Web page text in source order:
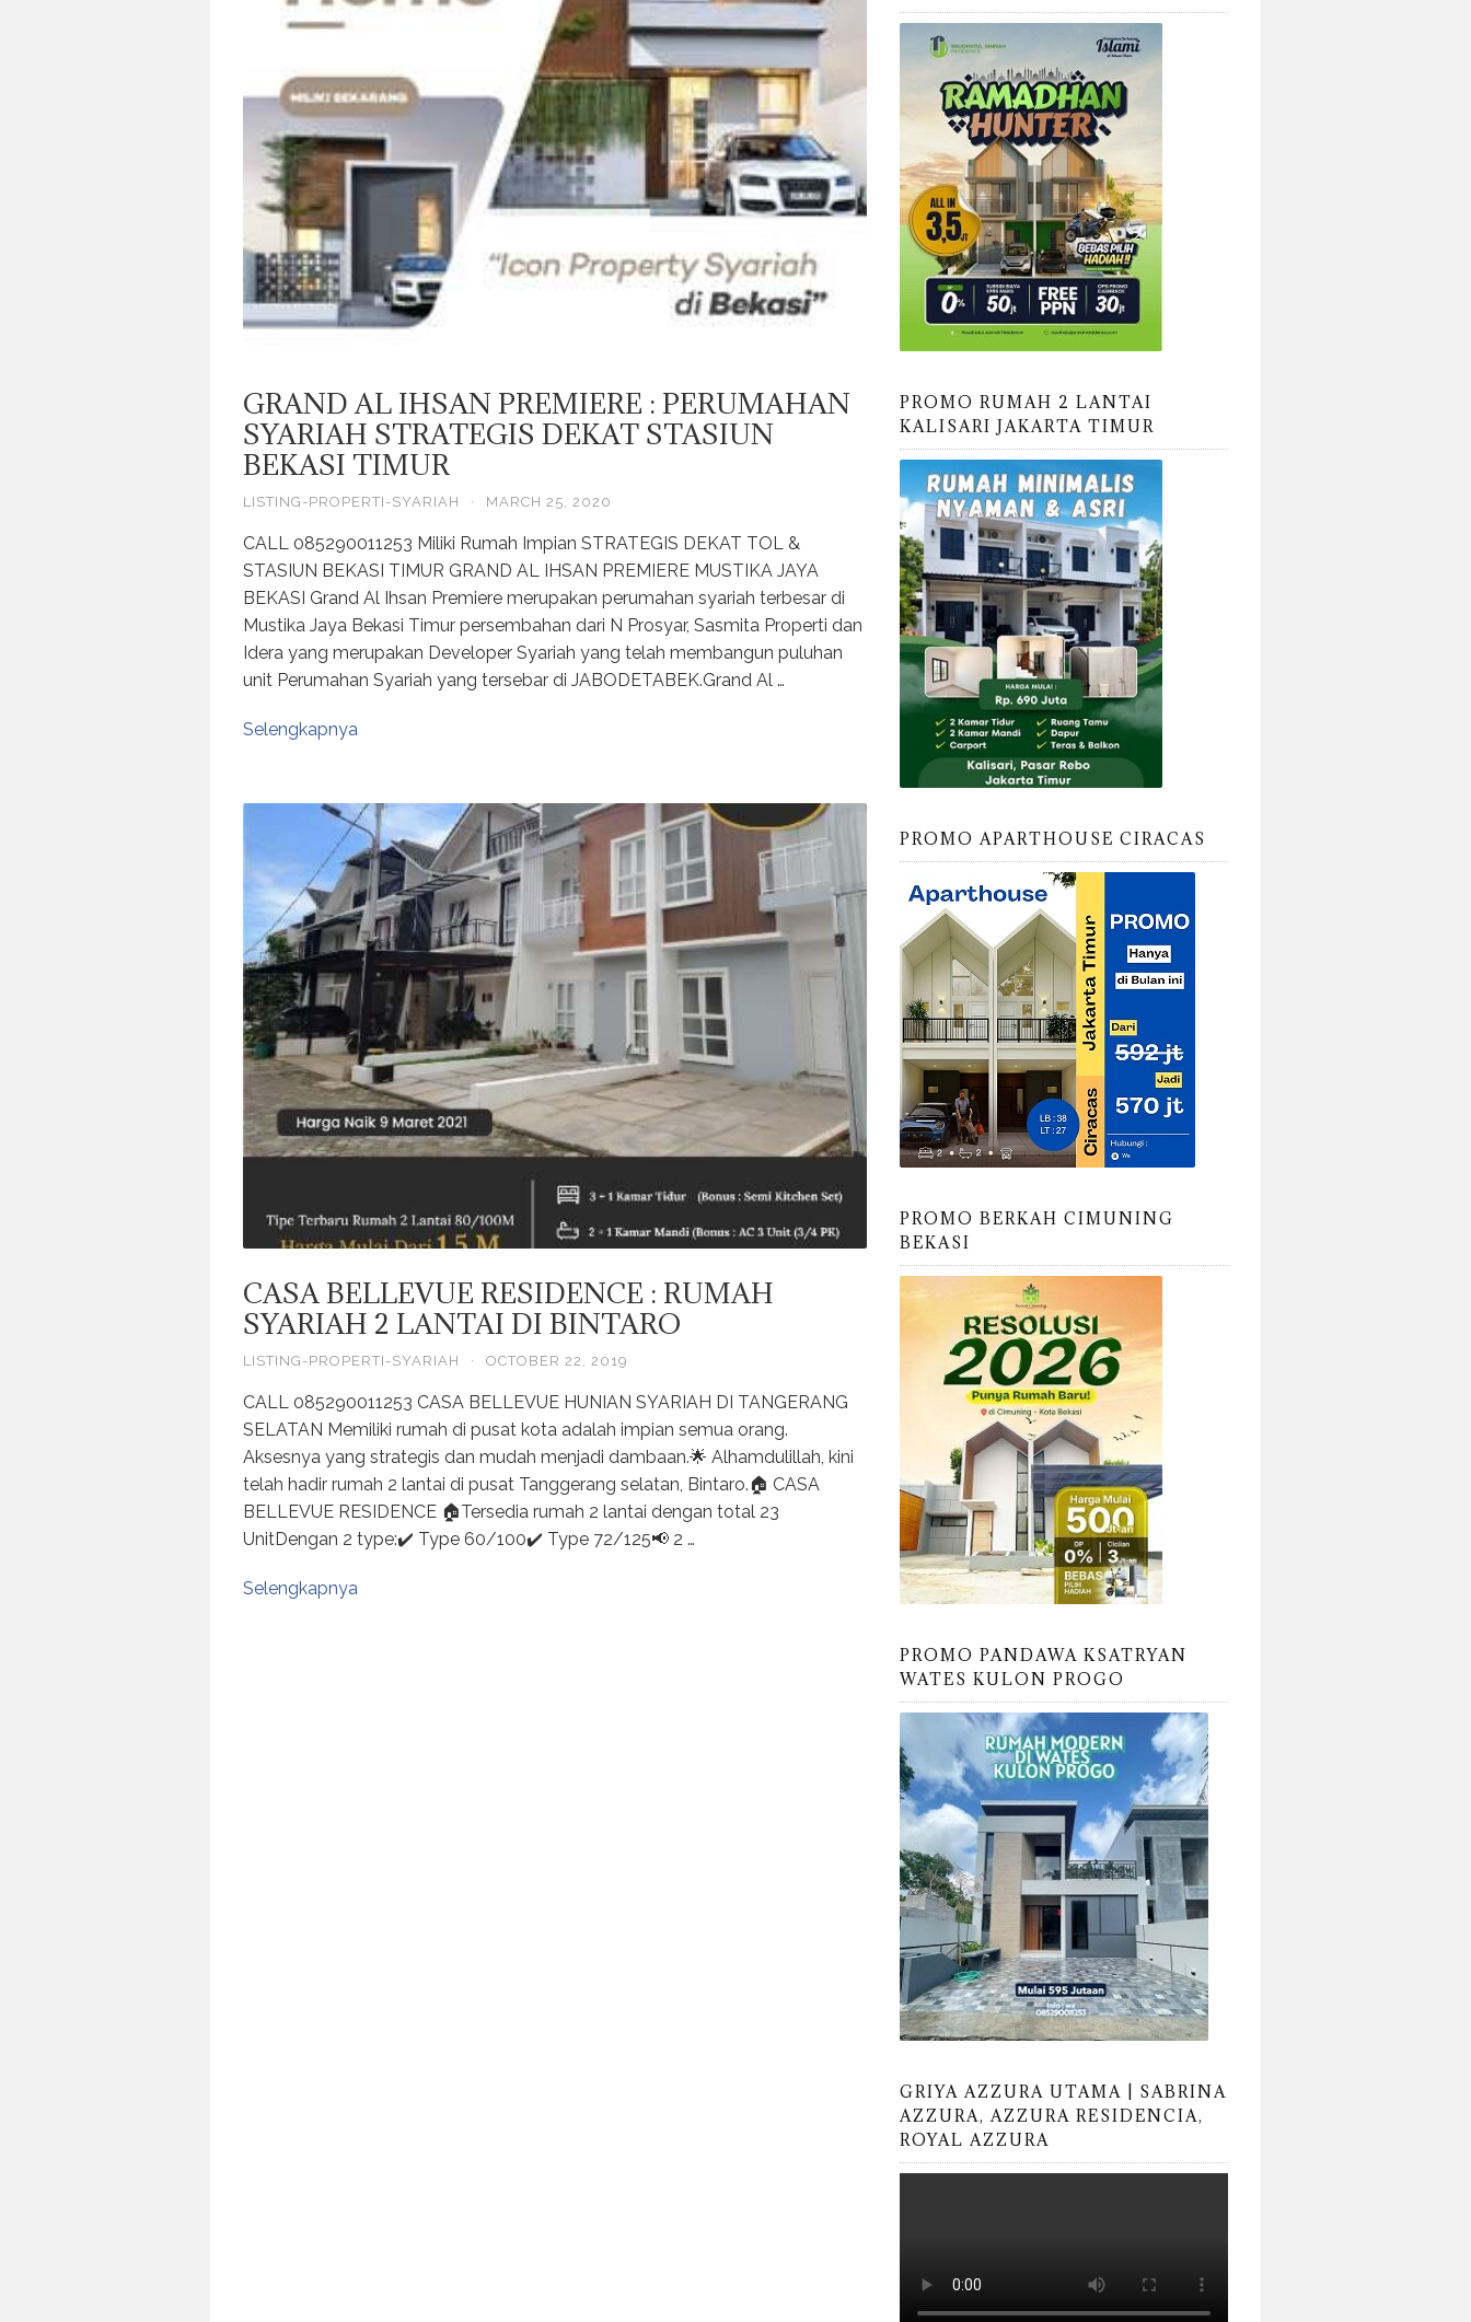
GRAND AL IHSAN PREMIERE : PERUMAHAN
SYARIAH STRATEGIS DEKAT STASIUN
BEKASI TIMUR
LISTING-PROPERTI-SYARIAH · MARCH 25, 2020
CALL 085290011253 Miliki Rumah Impian STRATEGIS DEKAT TOL &
STASIUN BEKASI TIMUR GRAND AL IHSAN PREMIERE MUSTIKA JAYA
BEKASI Grand Al Ihsan Premiere merupakan perumahan syariah terbesar di
Mustika Jaya Bekasi Timur persembahan dari N Prosyar, Sasmita Properti dan
Idera yang merupakan Developer Syariah yang telah membangun puluhan
unit Perumahan Syariah yang tersebar di JABODETABEK.Grand Al …
Selengkapnya
CASA BELLEVUE RESIDENCE : RUMAH
SYARIAH 2 LANTAI DI BINTARO
LISTING-PROPERTI-SYARIAH · OCTOBER 22, 2019
CALL 085290011253 CASA BELLEVUE HUNIAN SYARIAH DI TANGERANG
SELATAN Memiliki rumah di pusat kota adalah impian semua orang.
Aksesnya yang strategis dan mudah menjadi dambaan.🌟 Alhamdulillah, kini
telah hadir rumah 2 lantai di pusat Tanggerang selatan, Bintaro.🏠 CASA
BELLEVUE RESIDENCE 🏠Tersedia rumah 2 lantai dengan total 23
UnitDengan 2 type:✔️ Type 60/100✔️ Type 72/125📢 2 …
Selengkapnya
PROMO RUMAH 2 LANTAI
KALISARI JAKARTA TIMUR
PROMO APARTHOUSE CIRACAS
PROMO BERKAH CIMUNING
BEKASI
PROMO PANDAWA KSATRYAN
WATES KULON PROGO
GRIYA AZZURA UTAMA | SABRINA
AZZURA, AZZURA RESIDENCIA,
ROYAL AZZURA